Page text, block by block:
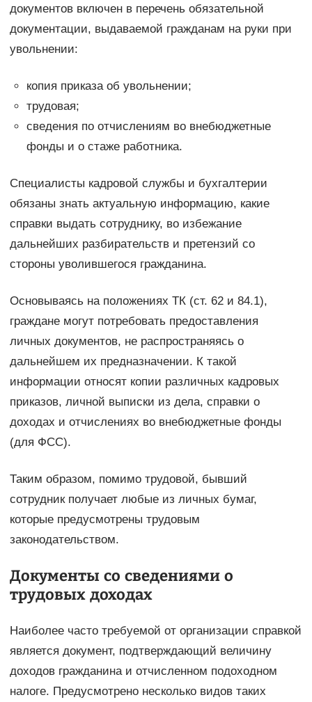
документов включен в перечень обязательной
документации, выдаваемой гражданам на руки при
увольнении:
копия приказа об увольнении;
трудовая;
сведения по отчислениям во внебюджетные
фонды и о стаже работника.
Специалисты кадровой службы и бухгалтерии
обязаны знать актуальную информацию, какие
справки выдать сотруднику, во избежание
дальнейших разбирательств и претензий со
стороны уволившегося гражданина.
Основываясь на положениях ТК (ст. 62 и 84.1),
граждане могут потребовать предоставления
личных документов, не распространяясь о
дальнейшем их предназначении. К такой
информации относят копии различных кадровых
приказов, личной выписки из дела, справки о
доходах и отчислениях во внебюджетные фонды
(для ФСС).
Таким образом, помимо трудовой, бывший
сотрудник получает любые из личных бумаг,
которые предусмотрены трудовым
законодательством.
Документы со сведениями о
трудовых доходах
Наиболее часто требуемой от организации справкой
является документ, подтверждающий величину
доходов гражданина и отчисленном подоходном
налоге. Предусмотрено несколько видов таких